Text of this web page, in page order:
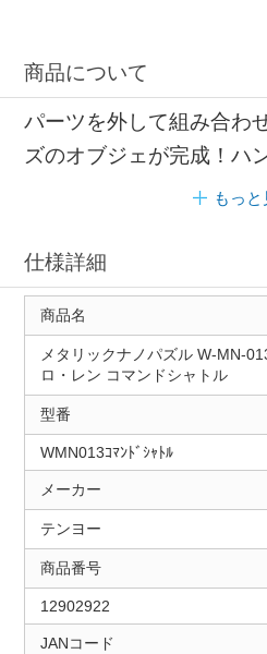
商品について
パーツを外して組み合わ
ズのオブジェが完成！ハ
もっと
仕様詳細
商品名
メタリックナノパズル W-MN-
ロ・レン コマンドシャトル
型番
WMN013ｺﾏﾝﾄﾞｼｬﾄﾙ
メーカー
テンヨー
商品番号
12902922
JANコード